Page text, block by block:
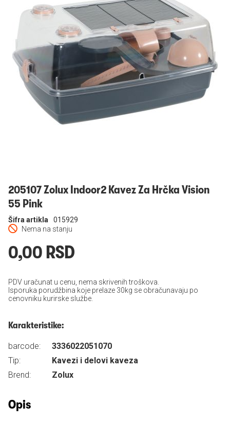
Prijavi se
205107 Zolux Indoor2 Kavez Za Hrčka Vision
55 Pink
Nema na stanju
Šifra artikla 015929
0,00 RSD
PDV uračunat u cenu, nema skrivenih troškova.
Isporuka porudžbina koje prelaze 30kg se obračunavaju po
cenovniku kurirske službe.
Karakteristike:
barcode:
3336022051070
Tip:
Kavezi i delovi kaveza
Brend:
Zolux
Opis